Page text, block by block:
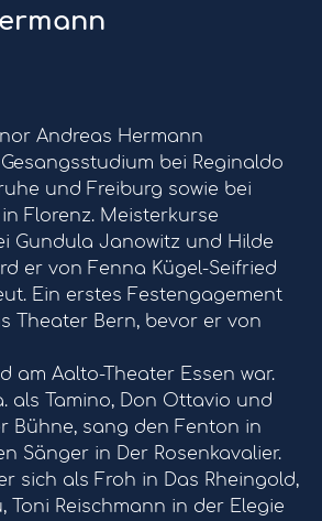
Andreas Hermann
bei Reginaldo
und Freiburg sowie bei
Florenz. Meisterkurse
Gundula Janowitz und Hilde
er von Fenna Kügel-Seifried
Ein erstes Festengagement
Theater Bern, bevor er von
am Aalto-Theater Essen war.
als Tamino, Don Ottavio und
Bühne, sang den Fenton in
Sänger in Der Rosenkavalier.
sich als Froh in Das Rheingold,
Toni Reischmann in der Elegie